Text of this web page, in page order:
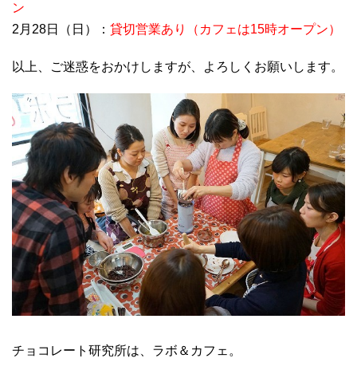
ン
2月28日（日）： 貸切営業あり（カフェは15時オープン）
以上、ご迷惑をおかけしますが、よろしくお願いします。
チョコレート研究所は、ラボ＆カフェ。